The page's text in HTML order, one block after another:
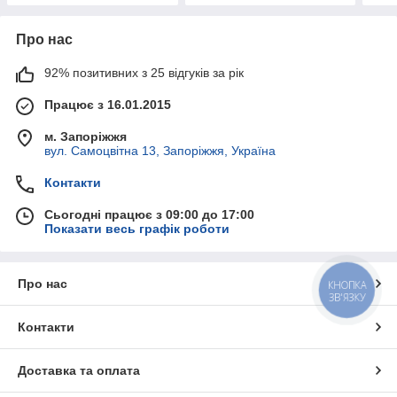
Про нас
92% позитивних з 25 відгуків за рік
Працює з 16.01.2015
м. Запоріжжя
вул. Самоцвітна 13, Запоріжжя, Україна
Контакти
Сьогодні працює з 09:00 до 17:00
Показати весь графік роботи
Про нас
Контакти
Доставка та оплата
КНОПКА
ЗВ'ЯЗКУ